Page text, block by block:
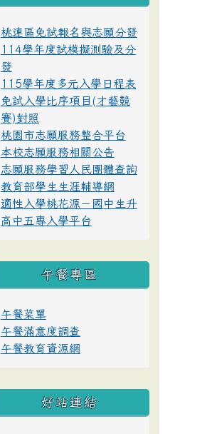
桃連區免試報名與志願分發
114學年度試模擬測驗及分
發
115學年度多元入學日程表
免試入學比序項目(才藝競
賽)對照
桃園市志願服務整合平台
本校志願服務相關公告
志願服務學習人民團體查詢
教育部學生生涯輔導網
適性入學桃花源－國中生升
高中五專入學平台
午餐專區
午餐菜單
午餐滿意度調查
午餐教育資源網
好站連結